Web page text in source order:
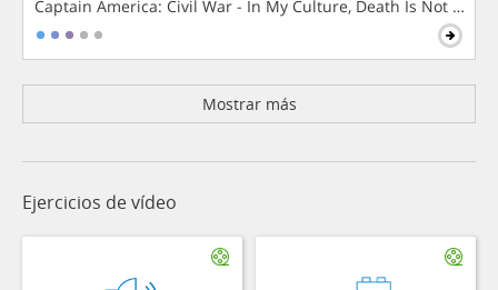
Captain America: Civil War - In My Culture, Death Is Not The
Mostrar más
Ejercicios de vídeo